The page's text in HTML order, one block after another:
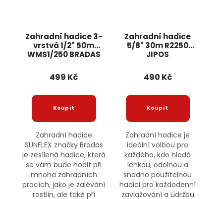
Zahradní hadice 3-
vrstvá 1/2" 50m
WMS1/250 BRADAS
499 Kč
Zahradní hadice
SUNFLEX značky Bradas
je zesílená hadice, která
se vám bude hodit při
mnoha zahradních
pracích, jako je zalévání
rostlin, ale také při
Zahradní hadice
5/8" 30m R2250
JIPOS
490 Kč
Zahradní hadice je
ideální volbou pro
každého, kdo hledá
lehkou, odolnou a
snadno použitelnou
hadici pro každodenní
zavlažování a údržbu